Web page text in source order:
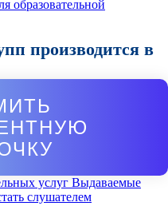
образовательной
производится в
услуг Выдаваемые
слушателем